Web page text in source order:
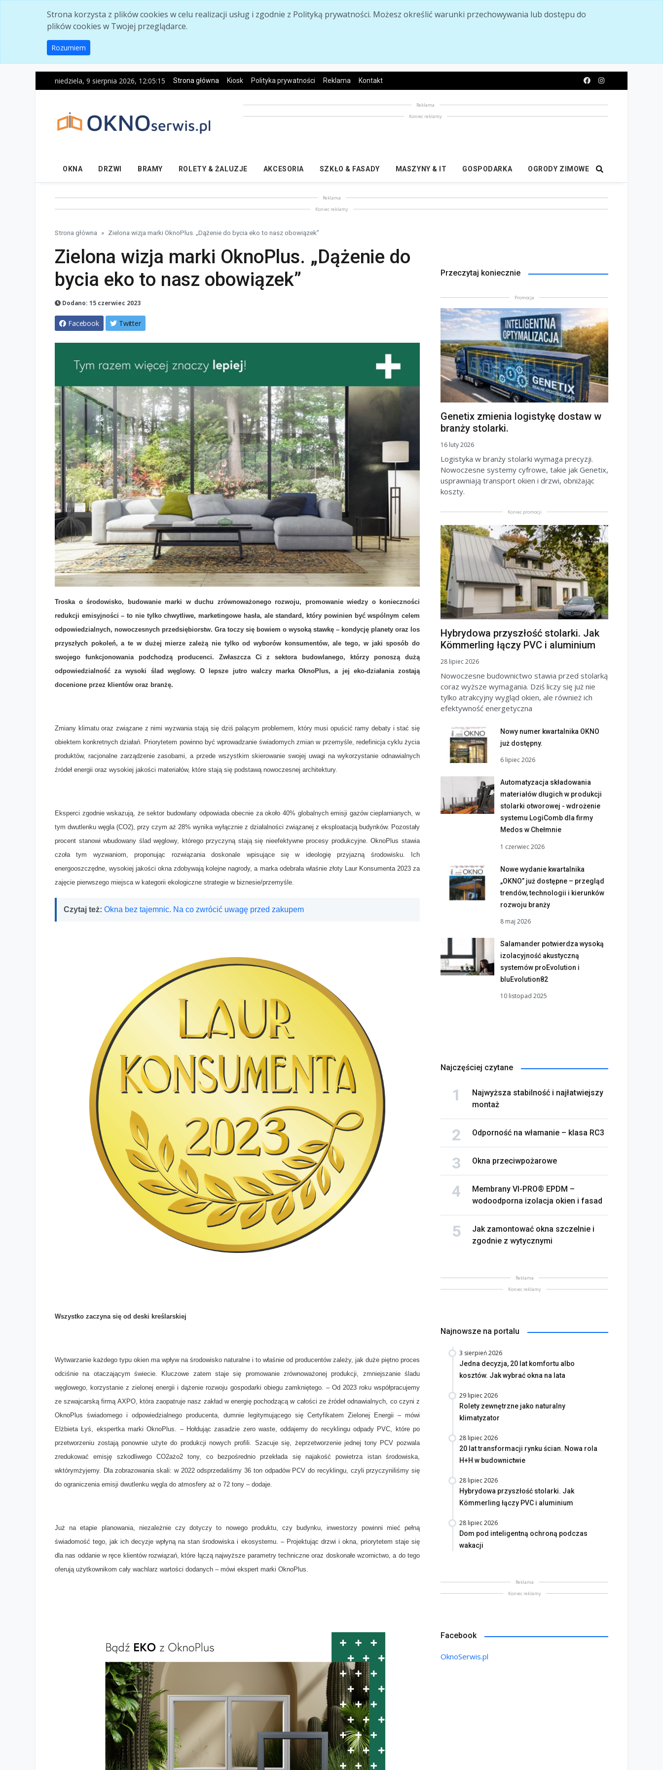
Strona korzysta z plików cookies w celu realizacji usług i zgodnie z Polityką prywatności. Możesz określić warunki przechowywania lub dostępu do
plików cookies w Twojej przeglądarce.
Rozumiem
niedziela, 9 sierpnia 2026, 12:05:16 Strona główna Kiosk Polityka prywatności Reklama Kontakt
Reklama
Koniec reklamy
OKNA DRZWI BRAMY ROLETY & ŻALUZJE AKCESORIA SZKŁO & FASADY MASZYNY & IT GOSPODARKA OGRODY ZIMOWE
Reklama
Koniec reklamy
Strona główna Zielona wizja marki OknoPlus. „Dążenie do bycia eko to nasz obowiązek”
Zielona wizja marki OknoPlus. „Dążenie do
bycia eko to nasz obowiązek”
Dodano: 15 czerwiec 2023
Facebook Twitter
Troska o środowisko, budowanie marki w duchu zrównoważonego rozwoju, promowanie wiedzy o konieczności
redukcji emisyjności – to nie tylko chwytliwe, marketingowe hasła, ale standard, który powinien być wspólnym celem
odpowiedzialnych, nowoczesnych przedsiębiorstw. Gra toczy się bowiem o wysoką stawkę – kondycję planety oraz los
przyszłych pokoleń, a te w dużej mierze zależą nie tylko od wyborów konsumentów, ale tego, w jaki sposób do
swojego funkcjonowania podchodzą producenci. Zwłaszcza Ci z sektora budowlanego, którzy ponoszą dużą
odpowiedzialność za wysoki ślad węglowy. O lepsze jutro walczy marka OknoPlus, a jej eko-działania zostają
docenione przez klientów oraz branżę.
Zmiany klimatu oraz związane z nimi wyzwania stają się dziś palącym problemem, który musi opuścić ramy debaty i stać się
obiektem konkretnych działań. Priorytetem powinno być wprowadzanie świadomych zmian w przemyśle, redefinicja cyklu życia
produktów, racjonalne zarządzenie zasobami, a przede wszystkim skierowanie swojej uwagi na wykorzystanie odnawialnych
źródeł energii oraz wysokiej jakości materiałów, które stają się podstawą nowoczesnej architektury.
Eksperci zgodnie wskazują, że sektor budowlany odpowiada obecnie za około 40% globalnych emisji gazów cieplarnianych, w
tym dwutlenku węgla (CO2), przy czym aż 28% wynika wyłącznie z działalności związanej z eksploatacją budynków. Pozostały
procent stanowi wbudowany ślad węglowy, którego przyczyną stają się nieefektywne procesy produkcyjne. OknoPlus stawia
czoła tym wyzwaniom, proponując rozwiązania doskonale wpisujące się w ideologię przyjazną środowisku. Ich
energooszczędne, wysokiej jakości okna zdobywają kolejne nagrody, a marka odebrała właśnie złoty Laur Konsumenta 2023 za
zajęcie pierwszego miejsca w kategorii ekologiczne strategie w biznesie/przemyśle.
Czytaj też: Okna bez tajemnic. Na co zwrócić uwagę przed zakupem
Wszystko zaczyna się od deski kreślarskiej
Wytwarzanie każdego typu okien ma wpływ na środowisko naturalne i to właśnie od producentów zależy, jak duże piętno proces
odciśnie na otaczającym świecie. Kluczowe zatem staje się promowanie zrównoważonej produkcji, zmniejszanie śladu
węglowego, korzystanie z zielonej energii i dążenie rozwoju gospodarki obiegu zamkniętego. – Od 2023 roku współpracujemy
ze szwajcarską firmą AXPO, która zaopatruje nasz zakład w energię pochodzącą w całości ze źródeł odnawialnych, co czyni z
OknoPlus świadomego i odpowiedzialnego producenta, dumnie legitymującego się Certyfikatem Zielonej Energii – mówi
Elżbieta Łyś, ekspertka marki OknoPlus. – Hołdując zasadzie zero waste, oddajemy do recyklingu odpady PVC, które po
przetworzeniu zostają ponownie użyte do produkcji nowych profili. Szacuje się, żeprzetworzenie jednej tony PCV pozwala
zredukować emisję szkodliwego CO2ażo2 tony, co bezpośrednio przekłada się najakość powietrza istan środowiska,
wktórymżyjemy. Dla zobrazowania skali: w 2022 odsprzedaliśmy 36 ton odpadów PCV do recyklingu, czyli przyczyniliśmy się
do ograniczenia emisji dwutlenku węgla do atmosfery aż o 72 tony – dodaje.
Już na etapie planowania, niezależnie czy dotyczy to nowego produktu, czy budynku, inwestorzy powinni mieć pełną
świadomość tego, jak ich decyzje wpłyną na stan środowiska i ekosystemu. – Projektując drzwi i okna, priorytetem staje się
dla nas oddanie w ręce klientów rozwiązań, które łączą najwyższe parametry techniczne oraz doskonałe wzornictwo, a do tego
oferują użytkownikom cały wachlarz wartości dodanych – mówi ekspert marki OknoPlus.
Przeczytaj koniecznie
Promocja
Genetix zmienia logistykę dostaw w
branży stolarki.
16 luty 2026
Logistyka w branży stolarki wymaga precyzji.
Nowoczesne systemy cyfrowe, takie jak Genetix,
usprawniają transport okien i drzwi, obniżając
koszty.
Koniec promocji
Hybrydowa przyszłość stolarki. Jak
Kömmerling łączy PVC i aluminium
28 lipiec 2026
Nowoczesne budownictwo stawia przed stolarką
coraz wyższe wymagania. Dziś liczy się już nie
tylko atrakcyjny wygląd okien, ale również ich
efektywność energetyczna
Nowy numer kwartalnika OKNO
już dostępny.
6 lipiec 2026
Automatyzacja składowania
materiałów długich w produkcji
stolarki otworowej - wdrożenie
systemu LogiComb dla firmy
Medos w Chełmnie
1 czerwiec 2026
Nowe wydanie kwartalnika
„OKNO” już dostępne – przegląd
trendów, technologii i kierunków
rozwoju branży
8 maj 2026
Salamander potwierdza wysoką
izolacyjność akustyczną
systemów proEvolution i
bluEvolution82
10 listopad 2025
Najczęściej czytane
Najwyższa stabilność i najłatwiejszy
montaż
Odporność na włamanie – klasa RC3
Okna przeciwpożarowe
Membrany VI-PRO® EPDM –
wodoodporna izolacja okien i fasad
Jak zamontować okna szczelnie i
zgodnie z wytycznymi
Reklama
Koniec reklamy
Najnowsze na portalu
3 sierpień 2026
Jedna decyzja, 20 lat komfortu albo
kosztów. Jak wybrać okna na lata
29 lipiec 2026
Rolety zewnętrzne jako naturalny
klimatyzator
28 lipiec 2026
20 lat transformacji rynku ścian. Nowa rola
H+H w budownictwie
28 lipiec 2026
Hybrydowa przyszłość stolarki. Jak
Kömmerling łączy PVC i aluminium
28 lipiec 2026
Dom pod inteligentną ochroną podczas
wakacji
Reklama
Koniec reklamy
Facebook
OknoSerwis.pl